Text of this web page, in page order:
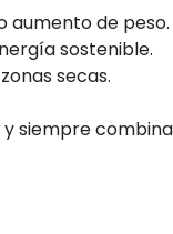
aumento de peso.
sostenible.
secas.
siempre